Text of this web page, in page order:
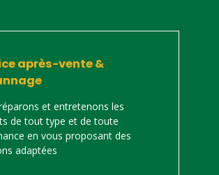
après-vente &
et entretenons les
de tout type et de toute
en vous proposant des
adaptées